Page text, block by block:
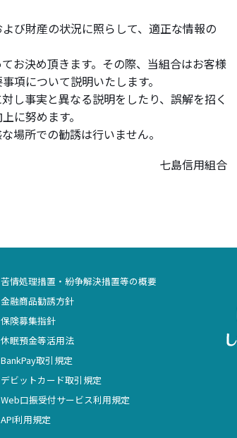
び財産の状況に照らして、適正な情報の
お決め頂きます。その際、当組合はお客様
項について説明いたします。
し事実と異なる説明をしたり、誤解を招く
に努めます。
場所での勧誘は行いません。
七島信用組合
苦情処理措置・紛争解決措置等の概要
金融商品勧誘方針
保険募集指針
休眠預金等活用法
BankPay取引規定
デビットカード取引規定
Web口振受付サービス利用規定
API利用規定